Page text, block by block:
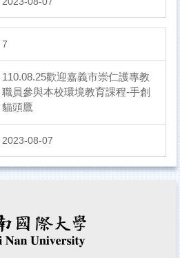
7
110.08.25歡迎嘉義市崇仁護專教
職員參與本校環境教育課程-手創
貓頭鷹
2023-08-07